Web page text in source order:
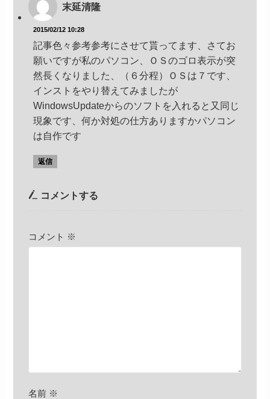
末延清隆
2015/02/12 10:28
記事色々参考参考にさせて貰ってます、さてお
願いですが私のパソコン、ＯＳのゴロ表示が突
然長くなりました、（６分程）ＯＳは７です、
インストをやり替えてみましたが
WindowsUpdateからのソフトを入れると又同じ
現象です、何か対処の仕方ありますかパソコン
は自作です
返信
コメントする
コメント ※
名前 ※